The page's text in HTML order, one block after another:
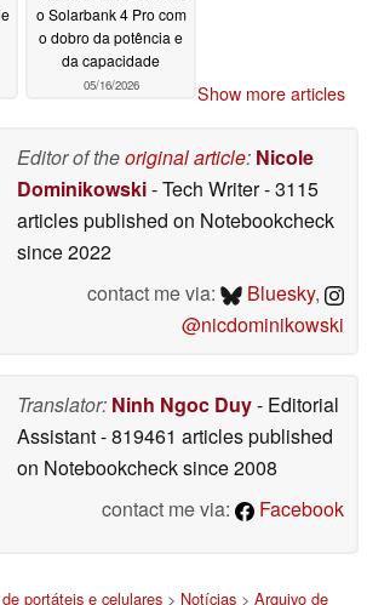
o Solarbank 4 Pro com
o dobro da potência e
da capacidade
05/16/2026 Show more articles
Editor of theoriginal article: Nicole
Dominikowski- Tech Writer- 3115
articles published on Notebookcheck
since 2022
contact me via:
Bluesky,
@nicdominikowski
Translator: Ninh Ngoc Duy- Editorial
Assistant- 819461 articles published
on Notebookchecksince 2008
contact me via:
Facebook
portáteis e celulares> Notícias> Arquivo de